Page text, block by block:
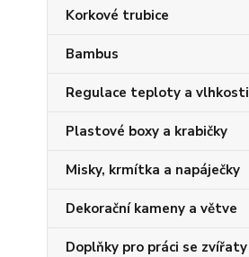
Korkové trubice
Bambus
Regulace teploty a vlhkosti
Plastové boxy a krabičky
Misky, krmítka a napáječky
Dekorační kameny a větve
Doplňky pro práci se zvířaty